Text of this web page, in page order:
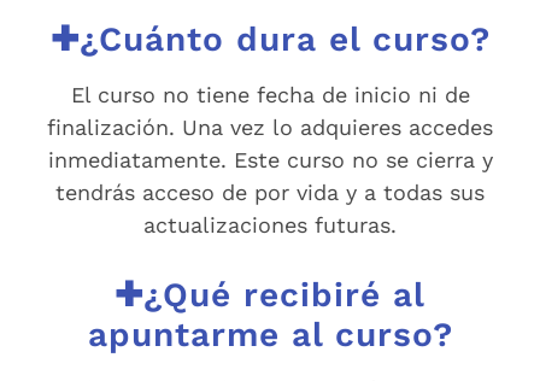
✚¿Cuánto dura el curso?
El curso no tiene fecha de inicio ni de
finalización. Una vez lo adquieres accedes
inmediatamente. Este curso no se cierra y
tendrás acceso de por vida y a todas sus
actualizaciones futuras.
✚¿Qué recibiré al
apuntarme al curso?